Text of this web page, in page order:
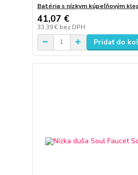
Batéria s nízkym kúpeľňovým
41,07 €
33,39 € bez DPH
Pridať do